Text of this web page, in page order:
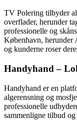
TV Polering tilbyder
overflader, herunder
professionelle og
København, herunder
og kunderne roser
Handyhand –
Handyhand er en
algerensning og
professionelle
sammenligne tilbud